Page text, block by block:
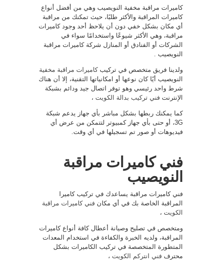
كاميرات مراقبة مخفية النويصيب وهي من أفضل أنواع
كاميرات المراقبة والأكثر طلبًا، حيث تمكنك من مراقبة
أي مكان بشكل خفي دون أن يلاحظ أحد وجود كاميرات
مراقبة، وهي الأكثر شيوعًا واستخدامًا سواء في
الشركات أو الفنادق أو المنازل شركة كاميرات مراقبة
النويصيب .
ولدينا فريق متخصص في تركيبكاميرات مراقبة مخفية
النويصيب أيًا كان نوعها أو امكانياتها التقنية، إلا أن هناك
شرط واحد رئيسي وهو توفر اتصال جيد ودائم بشبكة
الإنترنت فني تركيب بدالة الكويت ،
كما يمكنك ربطها بشكل مباشر بأي جهاز يدعم شبكة
3G، أو حتى بأي جهاز كمبيوتر لتتمكن من عرض أي
فيديوهات أو صور تم تسجيلها في أي وقت.
فني كاميرات مراقبة
النويصيب
فني كاميرات مراقبة يساعدك في تركيب كاميرا
المراقبة الخاصة بك في أي مكان فني كاميرات مراقبة
الكويت ،
ومتخصص في تصليح وصيانة أعطال كافة أنواع كاميرات
المراقبة، ولديه الخبرة والكفاءة في استخدام المعدات
المتطورة المتخصصة في تركيب الكاميرات بشكل
محترف فني انتركم الكويت ،